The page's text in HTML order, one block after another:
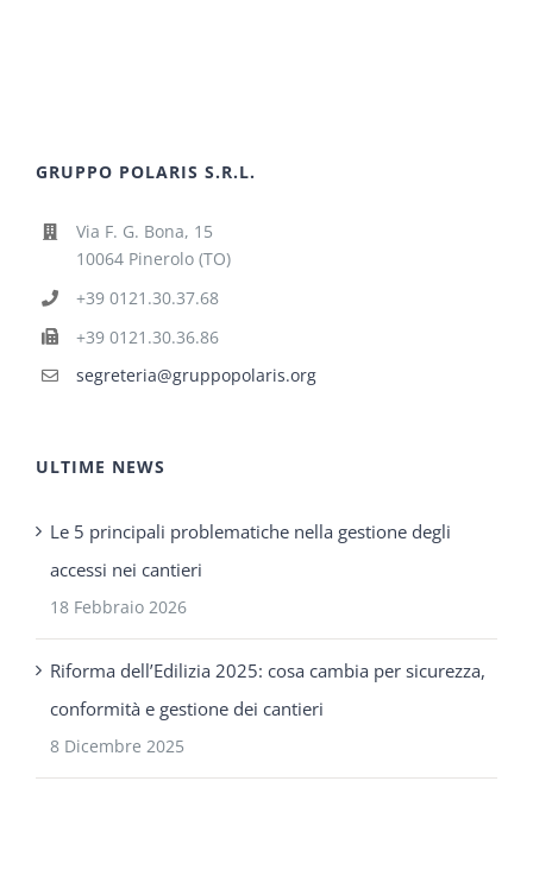
GRUPPO POLARIS S.R.L.
Via F. G. Bona, 15
10064 Pinerolo (TO)
+39 0121.30.37.68
+39 0121.30.36.86
segreteria@gruppopolaris.org
ULTIME NEWS
Le 5 principali problematiche nella gestione degli
accessi nei cantieri
18 Febbraio 2026
Riforma dell’Edilizia 2025: cosa cambia per sicurezza,
conformità e gestione dei cantieri
8 Dicembre 2025